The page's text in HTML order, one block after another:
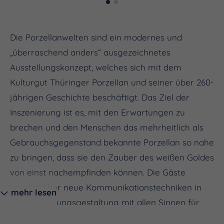
Die Porzellanwelten sind ein modernes und
„überraschend anders“ ausgezeichnetes
Ausstellungskonzept, welches sich mit dem
Kulturgut Thüringer Porzellan und seiner über 260-
jährigen Geschichte beschäftigt. Das Ziel der
Inszenierung ist es, mit den Erwartungen zu
brechen und den Menschen das mehrheitlich als
Gebrauchsgegenstand bekannte Porzellan so nahe
zu bringen, dass sie den Zauber des weißen Goldes
von einst nachempfinden können. Die Gäste
werden über neue Kommunikationstechniken in
der Ausstellungsgestaltung mit allen Sinnen für
mehr lesen